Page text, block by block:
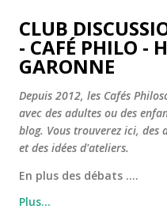
CLUB
- CAFÉ PHILO -
GARONNE
Depuis 2012, les Cafés
avec des adultes ou des
blog. Vous trouverez ici, des
et des idées d'ateliers.
En plus des débats ....
Plus…